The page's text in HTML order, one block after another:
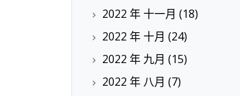
2022 年 十一月 (18)
2022 年 十月 (24)
2022 年 九月 (15)
2022 年 八月 (7)